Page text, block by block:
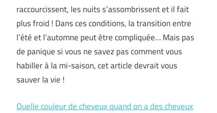
raccourcissent, les nuits s’assombrissent et il fait
plus froid ! Dans ces conditions, la transition entre
l’été et l’automne peut être compliquée… Mais pas
de panique si vous ne savez pas comment vous
habiller à la mi-saison, cet article devrait vous
sauver la vie !
Quelle couleur de cheveux quand on a des cheveux